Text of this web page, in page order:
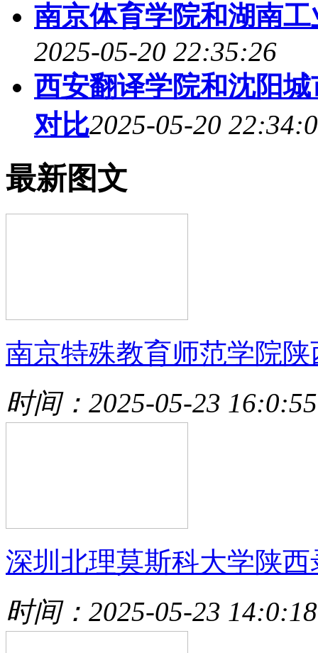
南京体育学院和湖南
2025-05-20 22:35:26
西安翻译学院和沈阳
对比2025-05-20
最新图文
南京特殊教育师范学院陕
时间：2025-05-23 16:0:55
深圳北理莫斯科大学陕西
时间：2025-05-23 14:0:18